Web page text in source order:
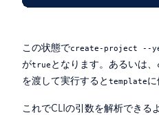
この状態でcreate-project --
がtrue となります。あるいは、
を渡して実行すると templateに
これでCLIの引数を解析できる